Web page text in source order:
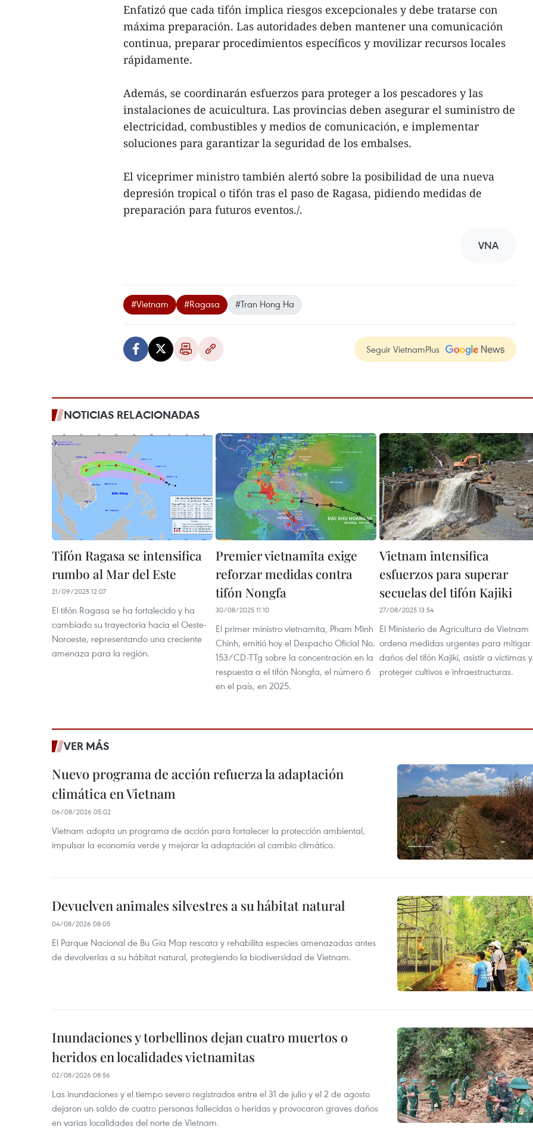
Enfatizó que cada tifón implica riesgos excepcionales y debe tratarse con
máxima preparación. Las autoridades deben mantener una comunicación
continua, preparar procedimientos específicos y movilizar recursos locales
rápidamente.
Además, se coordinarán esfuerzos para proteger a los pescadores y las
instalaciones de acuicultura. Las provincias deben asegurar el suministro de
electricidad, combustibles y medios de comunicación, e implementar
soluciones para garantizar la seguridad de los embalses.
El viceprimer ministro también alertó sobre la posibilidad de una nueva
depresión tropical o tifón tras el paso de Ragasa, pidiendo medidas de
preparación para futuros eventos./.
VNA
#Vietnam #Ragasa #Tran Hong Ha
Seguir VietnamPlus
NOTICIAS RELACIONADAS
Tifón Ragasa se intensifica
rumbo al Mar del Este
21/09/2025 12:07
El tifón Ragasa se ha fortalecido y ha
cambiado su trayectoria hacia el Oeste-
Noroeste, representando una creciente
amenaza para la región.
Premier vietnamita exige
reforzar medidas contra
tifón Nongfa
30/08/2025 11:10
El primer ministro vietnamita, Pham Minh
Chinh, emitió hoy el Despacho Oficial No.
153/CD-TTg sobre la concentración en la
respuesta a el tifón Nongfa, el número 6
en el país, en 2025.
Vietnam intensifica
esfuerzos para superar
secuelas del tifón Kajiki
27/08/2025 13:54
El Ministerio de Agricultura de Vietnam
ordena medidas urgentes para mitigar
daños del tifón Kajiki, asistir a víctimas y
proteger cultivos e infraestructuras.
VER MÁS
Nuevo programa de acción refuerza la adaptación
climática en Vietnam
06/08/2026 05:02
Vietnam adopta un programa de acción para fortalecer la protección ambiental,
impulsar la economía verde y mejorar la adaptación al cambio climático.
Devuelven animales silvestres a su hábitat natural
04/08/2026 08:05
El Parque Nacional de Bu Gia Map rescata y rehabilita especies amenazadas antes
de devolverlas a su hábitat natural, protegiendo la biodiversidad de Vietnam.
Inundaciones y torbellinos dejan cuatro muertos o
heridos en localidades vietnamitas
02/08/2026 08:56
Las inundaciones y el tiempo severo registrados entre el 31 de julio y el 2 de agosto
dejaron un saldo de cuatro personas fallecidas o heridas y provocaron graves daños
en varias localidades del norte de Vietnam.